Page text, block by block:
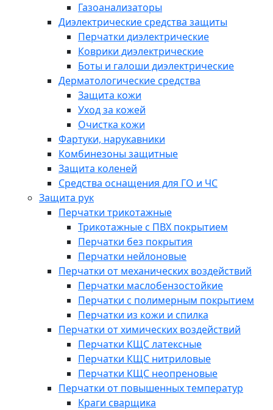
Газоанализаторы
Диэлектрические средства защиты
Перчатки диэлектрические
Коврики диэлектрические
Боты и галоши диэлектрические
Дерматологические средства
Защита кожи
Уход за кожей
Очистка кожи
Фартуки, нарукавники
Комбинезоны защитные
Защита коленей
Средства оснащения для ГО и ЧС
Защита рук
Перчатки трикотажные
Трикотажные с ПВХ покрытием
Перчатки без покрытия
Перчатки нейлоновые
Перчатки от механических воздействий
Перчатки маслобензостойкие
Перчатки с полимерным покрытием
Перчатки из кожи и спилка
Перчатки от химических воздействий
Перчатки КЩС латексные
Перчатки КЩС нитриловые
Перчатки КЩС неопреновые
Перчатки от повышенных температур
Краги сварщика